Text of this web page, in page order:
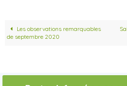
o
o
e
r
Les observations remarquables
de septembre 2020